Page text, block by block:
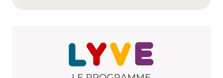
On a surtout mis Gadagne pour le cadre de
Qyrool
8 mars 2012 à 18 h 20 min